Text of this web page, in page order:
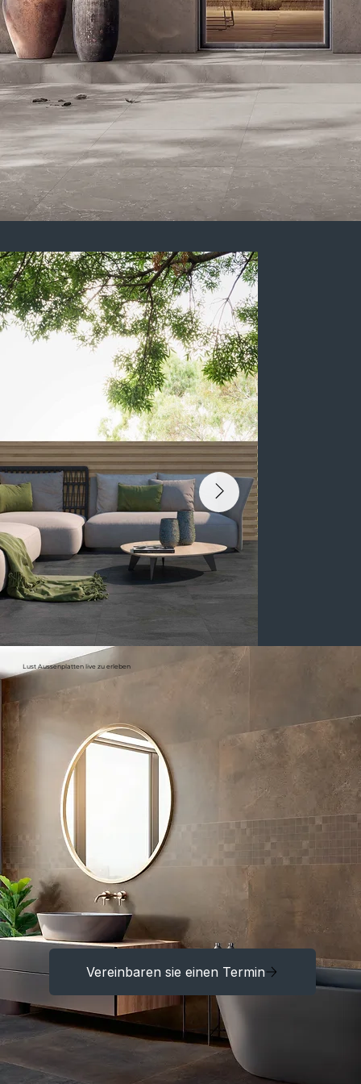
Lust Aussenplatten live zu erleben
Vereinbaren sie einen Termin